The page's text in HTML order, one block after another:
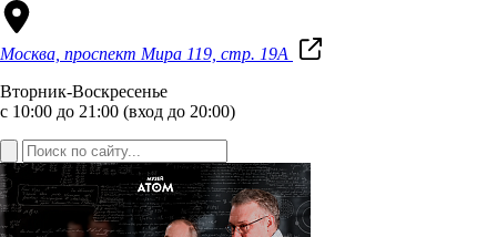
Москва, проспект Мира 119, стр. 19А
Вторник-Воскресенье
с 10:00 до 21:00 (вход до 20:00)